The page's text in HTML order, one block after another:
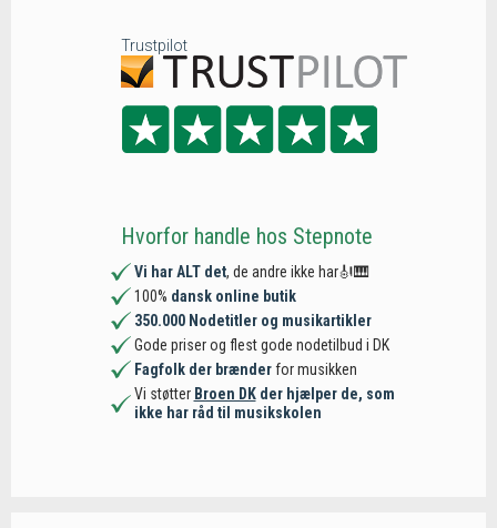
Trustpilot
Hvorfor handle hos Stepnote
Vi har ALT det, de andre ikke har🎻🎹
100% dansk online butik
350.000 Nodetitler og musikartikler
Gode priser og flest gode nodetilbud i DK
Fagfolk der brænderfor musikken
Vi støtter Broen DKder hjælper de, som
ikke har råd til musikskolen